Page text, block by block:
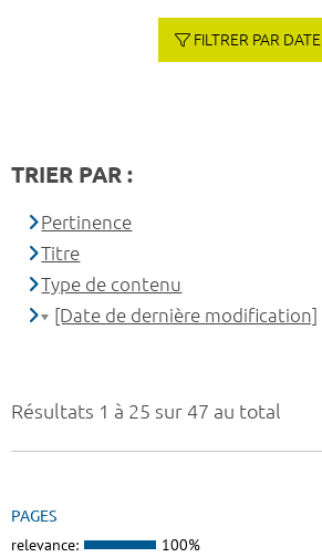
Résultats 1 à 25 sur 47 au total
PAGES
relevance: 100%
FILTRER PAR DATE
TRIER PAR :
Pertinence
Titre
Type de contenu
[Date de dernière modification]